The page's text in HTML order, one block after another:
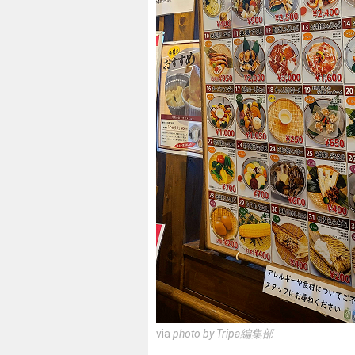
via photo by Tripa編集部